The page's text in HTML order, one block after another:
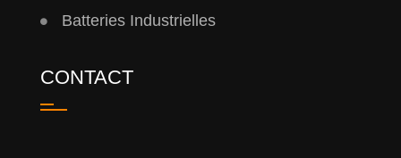
Batteries Industrielles
CONTACT